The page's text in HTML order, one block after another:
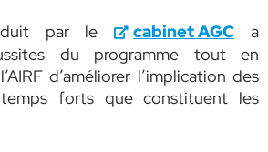
par le cabinet AGC a
du programme tout en
d’améliorer l’implication des
forts que constituent les